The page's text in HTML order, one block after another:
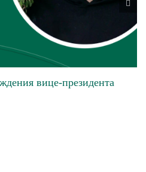
вице-президента